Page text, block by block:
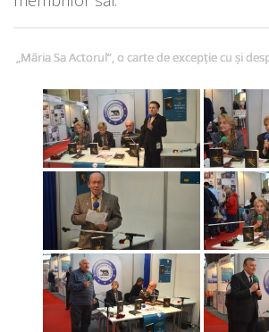
„Măria Sa Actorul”, o carte de excepție cu și